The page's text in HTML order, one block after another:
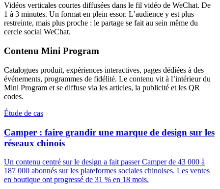
Vidéos verticales courtes diffusées dans le fil vidéo de WeChat. De
1 à 3 minutes. Un format en plein essor. L’audience y est plus
restreinte, mais plus proche : le partage se fait au sein même du
cercle social WeChat.
Contenu Mini Program
Catalogues produit, expériences interactives, pages dédiées à des
événements, programmes de fidélité. Le contenu vit à l’intérieur du
Mini Program et se diffuse via les articles, la publicité et les QR
codes.
Étude de cas
Camper : faire grandir une marque de design sur les
réseaux chinois
Un contenu centré sur le design a fait passer Camper de 43 000 à
187 000 abonnés sur les plateformes sociales chinoises. Les ventes
en boutique ont progressé de 31 % en 18 mois.